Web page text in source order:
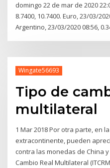
domingo 22 de mar de 2020
8.7400, 10.7400. Euro, 23/03/
Argentino, 23/03/2020 08:56,
Wingate56693
Tipo de
multilateral
1 Mar 2018 Por otra parte, en
extracontinente, pueden
contra las monedas de China y
Cambio Real Multilateral